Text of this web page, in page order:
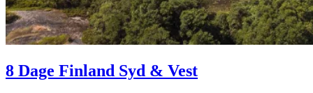
8 Dage Finland Syd & Vest